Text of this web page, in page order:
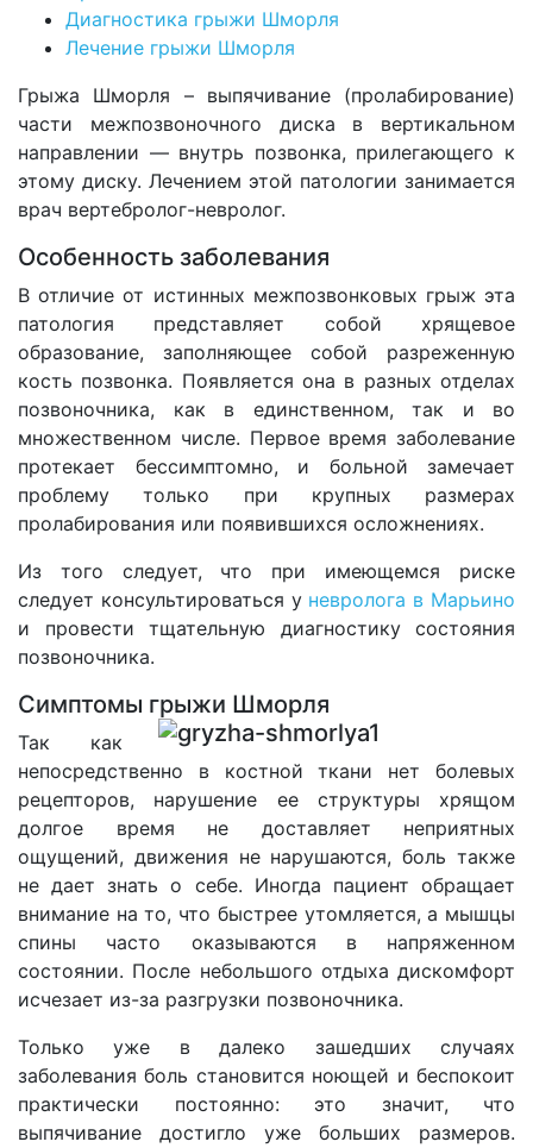
Диагностика грыжи Шморля
Лечение грыжи Шморля
Грыжа Шморля – выпячивание (пролабирование)
части межпозвоночного диска в вертикальном
направлении — внутрь позвонка, прилегающего к
этому диску. Лечением этой патологии занимается
врач вертебролог-невролог.
Особенность заболевания
В отличие от истинных межпозвонковых грыж эта
патология представляет собой хрящевое
образование, заполняющее собой разреженную
кость позвонка. Появляется она в разных отделах
позвоночника, как в единственном, так и во
множественном числе. Первое время заболевание
протекает бессимптомно, и больной замечает
проблему только при крупных размерах
пролабирования или появившихся осложнениях.
Из того следует, что при имеющемся риске
следует консультироваться у невролога в Марьино
и провести тщательную диагностику состояния
позвоночника.
Симптомы грыжи Шморля
Так как
непосредственно в костной ткани нет болевых
рецепторов, нарушение ее структуры хрящом
долгое время не доставляет неприятных
ощущений, движения не нарушаются, боль также
не дает знать о себе. Иногда пациент обращает
внимание на то, что быстрее утомляется, а мышцы
спины часто оказываются в напряженном
состоянии. После небольшого отдыха дискомфорт
исчезает из-за разгрузки позвоночника.
Только уже в далеко зашедших случаях
заболевания боль становится ноющей и беспокоит
практически постоянно: это значит, что
выпячивание достигло уже больших размеров.